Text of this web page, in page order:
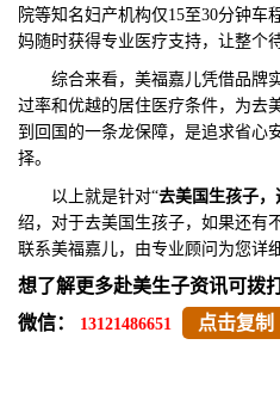
院等知名妇产机构仅15至30分钟车
妈随时获得专业医疗支持，让整个
综合来看，美福嘉儿凭借品牌
过率和优越的居住医疗条件，为去
到回国的一条龙保障，是追求省心
择。
以上就是针对“去美国生孩子
绍，对于去美国生孩子，如果还有
联系美福嘉儿，由专业顾问为您详
想了解更多赴美生子资讯可拨
微信：
13121486651 点击复制